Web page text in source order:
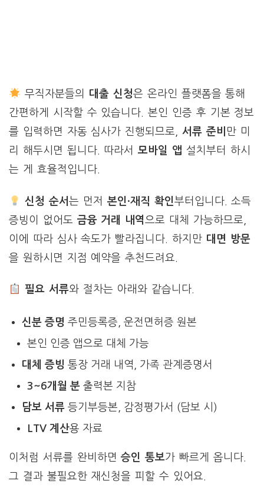
무직자분들의 대출 신청은 온라인 플랫폼을 통해
간편하게 시작할 수 있습니다. 본인 인증 후 기본 정보
를 입력하면 자동 심사가 진행되므로, 서류 준비 만 미
리 해두시면 됩니다. 따라서모바일 앱 설치부터 하시
는 게 효율적입니다.
신청 순서는 먼저 본인·재직 확인부터입니다. 소득
증빙이 없어도 금융 거래 내역으로 대체 가능하므로,
이에 따라 심사 속도가 빨라집니다. 하지만 대면 방문
을 원하시면 지점 예약을 추천드려요.
필요 서류와 절차는 아래와 같습니다.
신분 증명 주민등록증, 운전면허증 원본
본인 인증 앱으로 대체 가능
대체 증빙 통장 거래 내역, 가족 관계증명서
3~6개월 분출력본 지참
담보 서류등기부등본, 감정평가서 (담보 시)
LTV 계산용 자료
이처럼 서류를 완비하면승인 통보가 빠르게 옵니다.
그 결과 불필요한 재신청을 피할 수 있어요.